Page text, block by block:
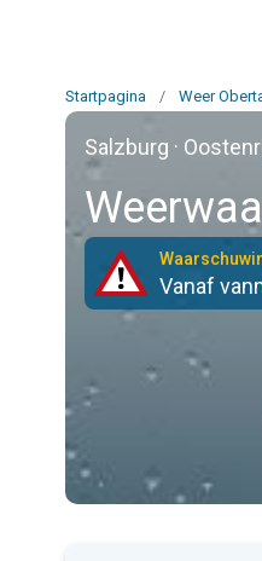
Startpagina / Weer
Salzburg ·
Vanaf